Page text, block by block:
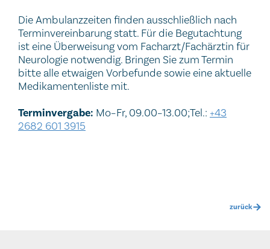
Die Ambulanzzeiten finden ausschließlich nach
Terminvereinbarung statt. Für die Begutachtung
ist eine Überweisung vom Facharzt/Fachärztin für
Neurologie notwendig. Bringen Sie zum Termin
bitte alle etwaigen Vorbefunde sowie eine aktuelle
Medikamentenliste mit.
Terminvergabe: Mo–Fr, 09.00–13.00;Tel.: +43
2682 601 3915
zurück